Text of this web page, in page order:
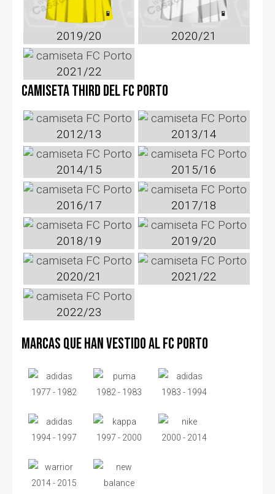
2019/20 2020/21
2021/22
Camiseta third del FC Porto
2012/13 2013/14
2014/15 2015/16
2016/17 2017/18
2018/19 2019/20
2020/21 2021/22
2022/23
Marcas que han vestido al FC Porto
1977 - 1982 1982 - 1983 1983 - 1994
1994 - 1997 1997 - 2000 2000 - 2014
2014 - 2015